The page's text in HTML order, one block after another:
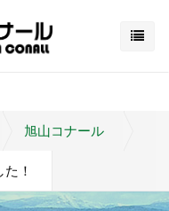
旭山コナール
！